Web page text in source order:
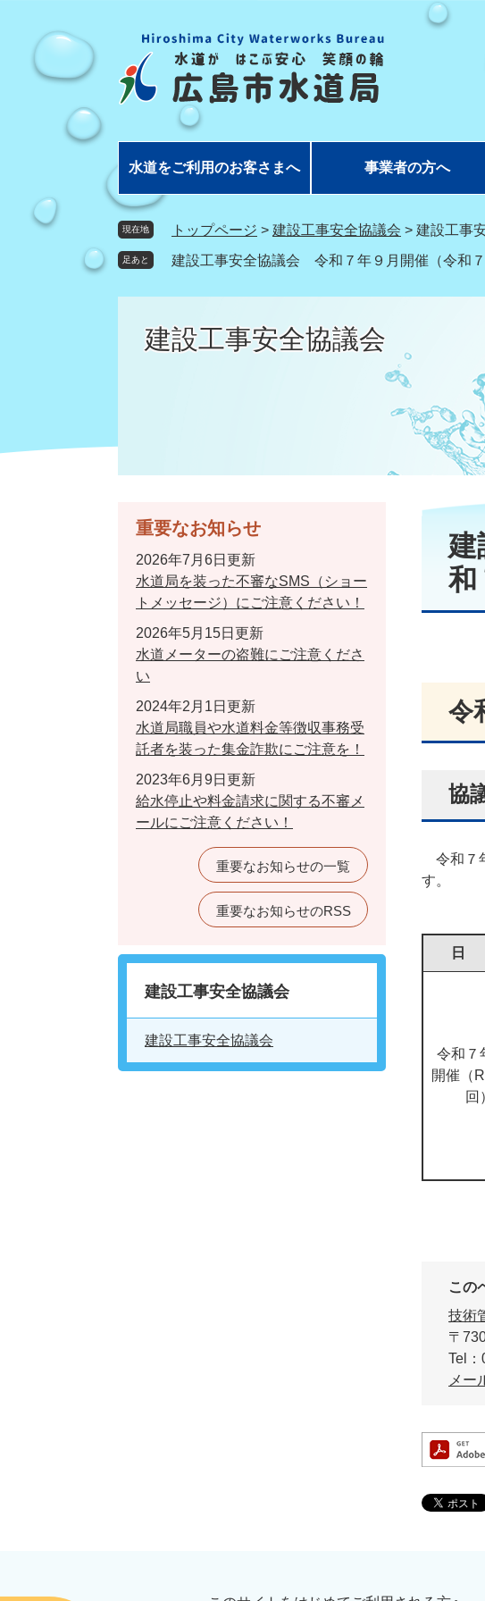
水道をご利用のお客さまへ 事業者の方へ
現在地 トップページ > 建設工事安全協議会 > 建設工事
足あと 建設工事安全協議会 令和７年９月開催（令和７
建設工事安全協議会
本
和
令
協
令和７
す。
日
令和７
開催（
回）
この
技術
〒
Tel
メー
重要なお知らせ
2026年7月6日更新
水道局を装った不審なSMS（ショー
トメッセージ）にご注意ください！
2026年5月15日更新
水道メーターの盗難にご注意くださ
い
2024年2月1日更新
水道局職員や水道料金等徴収事務受
託者を装った集金詐欺にご注意を！
2023年6月9日更新
給水停止や料金請求に関する不審メ
ールにご注意ください！
重要なお知らせの一覧
重要なお知らせのRSS
建設工事安全協議会
建設工事安全協議会